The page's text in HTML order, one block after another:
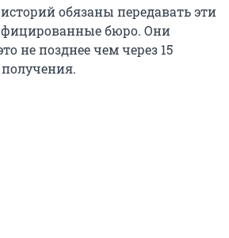
обязаны передавать эти
бюро. Они
не позднее чем через 15